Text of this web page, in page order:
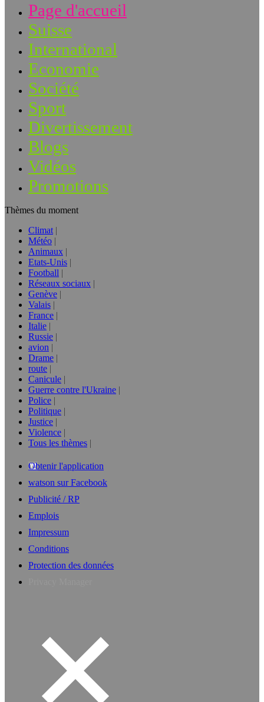
Page d'accueil
Suisse
International
Economie
Société
Sport
Divertissement
Blogs
Vidéos
Promotions
Thèmes du moment
Climat
Météo
Animaux
Etats-Unis
Football
Réseaux sociaux
Genève
Valais
France
Italie
Russie
avion
Drame
route
Canicule
Guerre contre l'Ukraine
Police
Politique
Justice
Violence
Tous les thèmes
Obtenir l'application
watson sur Facebook
Publicité / RP
Emplois
Impressum
Conditions
Protection des données